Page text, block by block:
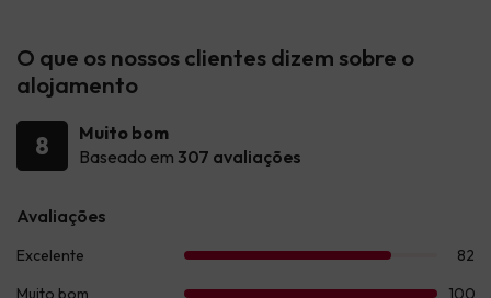
O que os nossos clientes dizem sobre o
alojamento
8
Muito bom
Baseado em 307 avaliações